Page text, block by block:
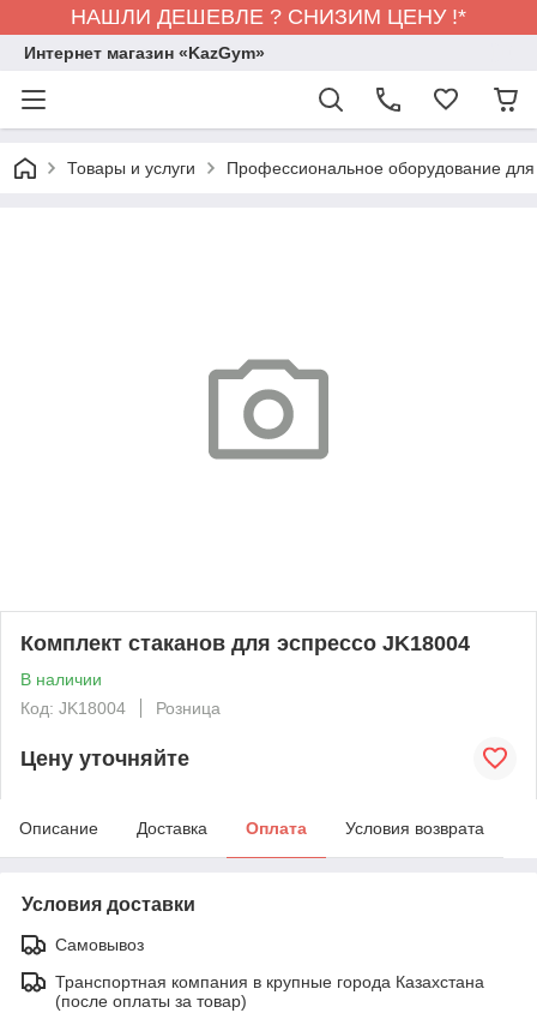
НАШЛИ ДЕШЕВЛЕ ? СНИЗИМ ЦЕНУ !*
Интернет магазин «KazGym»
Товары и услуги Профессиональное оборудование
Комплект стаканов для эспрессо JK18004
В наличии
Код: JK18004
Розница
Цену уточняйте
Описание Доставка Оплата Условия возврата
Условия доставки
Самовывоз
Транспортная компания в крупные города Казахстана
(после оплаты за товар)